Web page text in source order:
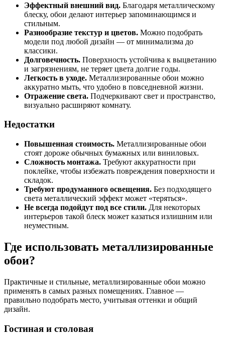
Эффектный внешний вид. Благодаря металлическому
блеску, обои делают интерьер запоминающимся и
стильным.
Разнообразие текстур и цветов. Можно подобрать
модели под любой дизайн — от минимализма до
классики.
Долговечность. Поверхность устойчива к выцветанию
и загрязнениям, не теряет цвета долгие годы.
Легкость в уходе. Металлизированные обои можно
аккуратно мыть, что удобно в повседневной жизни.
Отражение света. Подчеркивают свет и пространство,
визуально расширяют комнату.
Недостатки
Повышенная стоимость. Металлизированные обои
стоят дороже обычных бумажных или виниловых.
Сложность монтажа. Требуют аккуратности при
поклейке, чтобы избежать повреждения поверхности и
складок.
Требуют продуманного освещения. Без подходящего
света металлический эффект может «теряться».
Не всегда подойдут под все стили. Для некоторых
интерьеров такой блеск может казаться излишним или
неуместным.
Где использовать металлизированные
обои?
Практичные и стильные, металлизированные обои можно
применять в самых разных помещениях. Главное —
правильно подобрать место, учитывая оттенки и общий
дизайн.
Гостиная и столовая